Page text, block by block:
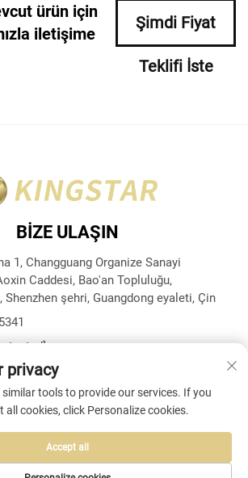
ürün için
iletişime
Şimdi Fiyat
Teklifi İste
BIZE ULAŞIN
1, Changguang Organize Sanayi
Caddesi, Bao'an Topluluğu,
Shenzhen şehri, Guangdong eyaleti, Çin
Kingstar Bags And Cases Co., Ltd.
Saklıdır -Gizlilik politikası-Blog
privacy
similar tools to provide our services. If you
cookies, click Personalize cookies.
Accept all